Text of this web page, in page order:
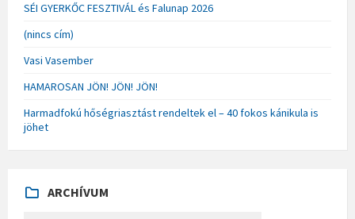
SÉI GYERKŐC FESZTIVÁL és Falunap 2026
(nincs cím)
Vasi Vasember
HAMAROSAN JÖN! JÖN! JÖN!
Harmadfokú hőségriasztást rendeltek el – 40 fokos kánikula is
jöhet
ARCHÍVUM